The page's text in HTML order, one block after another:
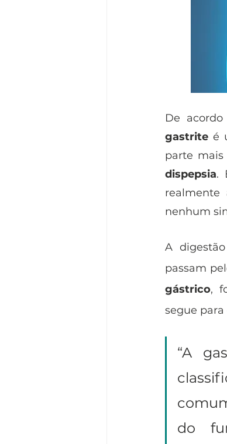
De
gastrite é
parte mais
dispepsia.
realmente
nenhum
A
passam
gástrico,
segue para
“A
do